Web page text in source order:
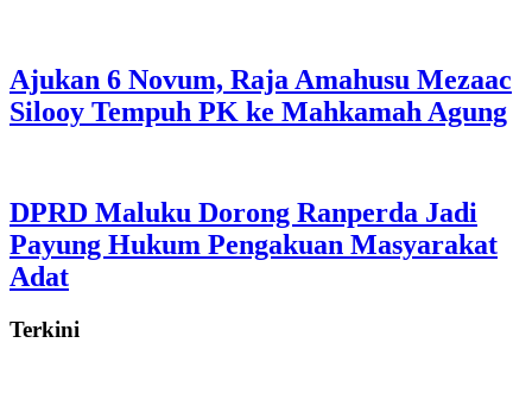
Ajukan 6 Novum, Raja Amahusu Mezaac
Silooy Tempuh PK ke Mahkamah Agung
DPRD Maluku Dorong Ranperda Jadi
Payung Hukum Pengakuan Masyarakat
Adat
Terkini